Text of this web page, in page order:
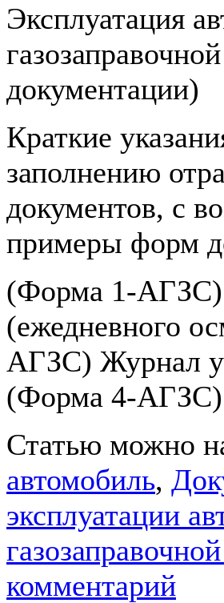
Эксплуатация
документации)
Краткие
заполнению
документов, с
примеры форм
(Форма 1-
(ежедневного
АГЗС) Журнал
(Форма 4-
Статью можно
автомобиль,
эксплуатации
комментарий